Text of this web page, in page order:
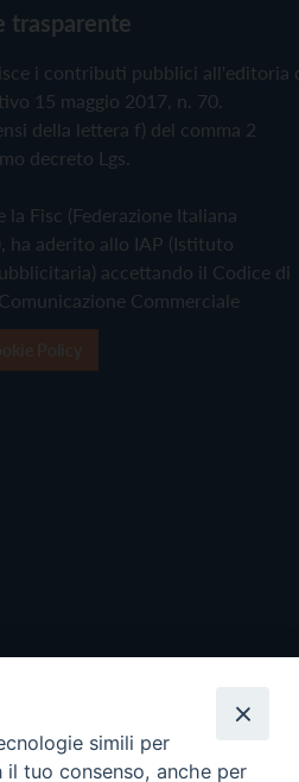
trasparente
i contributi pubblici all'editoria
15 maggio 2017, n. 70.
della lettera f) del comma 2
decreto Lgs.
Fisc (Federazione Italiana
ha aderito allo IAP (Istituto
accettando il Codice di
Commerciale
simili per
tuo consenso, anche per